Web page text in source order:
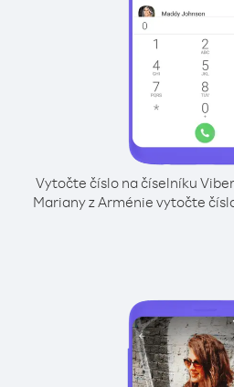
Vytočte číslo na číselníku
Mariany z Arménie vytočte